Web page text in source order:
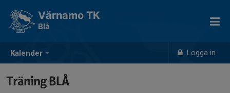
Kalender Logga in
Värnamo TK
Blå
Träning BLÅ